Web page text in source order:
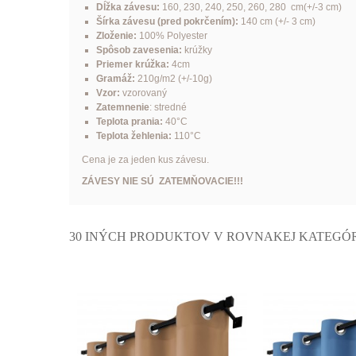
Dĺžka závesu: 160, 230, 240, 250, 260, 280 cm(+/-3 cm)
Šírka závesu (pred pokrčením): 140 cm (+/- 3 cm)
Zloženie: 100% Polyester
Spôsob zavesenia: krúžky
Priemer krúžka: 4cm
Gramáž: 210g/m2 (+/-10g)
Vzor: vzorovaný
Zatemnenie: stredné
Teplota prania: 40°C
Teplota žehlenia: 110°C
Cena je za jeden kus závesu.
ZÁVESY NIE SÚ ZATEMŇOVACIE!!!
30 INÝCH PRODUKTOV V ROVNAKEJ